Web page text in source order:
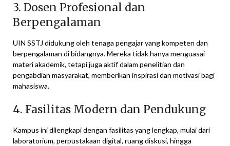
3. Dosen Profesional dan
Berpengalaman
UIN SSTJ didukung oleh tenaga pengajar yang kompeten dan
berpengalaman di bidangnya. Mereka tidak hanya menguasai
materi akademik, tetapi juga aktif dalam penelitian dan
pengabdian masyarakat, memberikan inspirasi dan motivasi bagi
mahasiswa.
4. Fasilitas Modern dan Pendukung
Kampus ini dilengkapi dengan fasilitas yang lengkap, mulai dari
laboratorium, perpustakaan digital, ruang diskusi, hingga